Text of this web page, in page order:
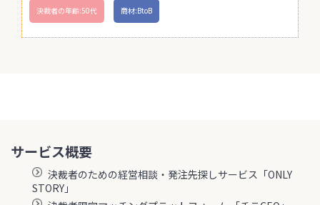
決裁者の年齢:50代 商材:BtoB
サービス概要
決裁者のための経営相談・発注先探しサービス「ONLY
STORY」